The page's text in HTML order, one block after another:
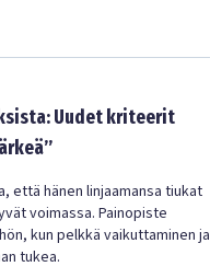
Uudet kriteerit
että hänen linjaamansa tiukat
voimassa. Painopiste
kun pelkkä vaikuttaminen ja
tukea.